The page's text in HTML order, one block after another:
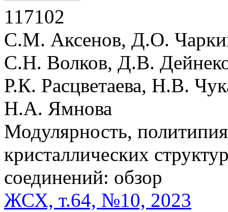
117102
С.М. Аксенов, Д.О.
С.Н. Волков, Д.В.
Р.К. Расцветаева, Н.В.
Н.А. Ямнова
Модулярность,
кристаллических
соединений: обзор
ЖСХ, т.64, №10, 2023